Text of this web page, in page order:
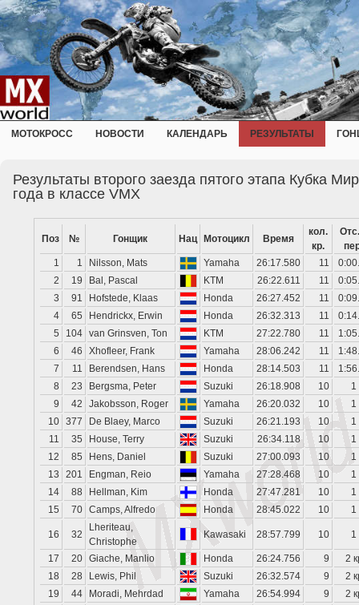
МОТОКРОСС НОВОСТИ КАЛЕНДАРЬ РЕЗУЛЬТАТЫ
Результаты второго заезда пятого этапа Кубка
года в классе VMX
Поз № Гонщик Нац Мотоцикл Время
кол.
кр.
1
1 Nilsson, Mats Yamaha 26:17.580 11
2
19 Bal, Pascal KTM 26:22.611 11
3
91 Hofstede, Klaas Honda 26:27.452 11
4
65 Hendrickx, Erwin Honda 26:32.313 11
5
104 van Grinsven, Ton KTM 27:22.780 11
6
46 Xhofleer, Frank Yamaha 28:06.242 11
7
11 Berendsen, Hans Honda 28:14.503 11
8
23 Bergsma, Peter Suzuki 26:18.908 10
1
9
42 Jakobsson, Roger Yamaha 26:20.032 10
1
10 377 De Blaey, Marco Suzuki 26:21.193 10
1
11
35 House, Terry Suzuki 26:34.118 10
1
12
85 Hens, Daniel Suzuki 27:00.093 10
1
13
201 Engman, Reio Yamaha 27:28.468 10
1
14
88 Hellman, Kim Honda 27:47.281 10
1
15
70 Camps, Alfredo Honda 28:45.022 10 1
16 32
Lheriteau,
Christophe
Kawasaki 28:57.799 10 1
17 20 Giache, Manlio Honda 26:24.756 9
2
18
28 Lewis, Phil Suzuki 26:32.574 9
2
19
44 Moradi, Mehrdad Yamaha 26:54.994 9
2